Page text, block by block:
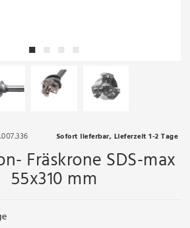
Sofort lieferbar, Lieferzeit 1-2 Tage
Fräskrone SDS-max
55x310 mm